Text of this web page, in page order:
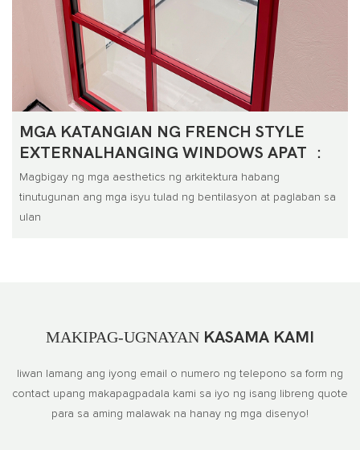
MGA KATANGIAN NG FRENCH STYLE
EXTERNALHANGING WINDOWS APAT ：
Magbigay ng mga aesthetics ng arkitektura habang
tinutugunan ang mga isyu tulad ng bentilasyon at paglaban sa
ulan
MAKIPAG-UGNAYAN KASAMA KAMI
Iiwan lamang ang iyong email o numero ng telepono sa form ng
contact upang makapagpadala kami sa iyo ng isang libreng quote
para sa aming malawak na hanay ng mga disenyo!